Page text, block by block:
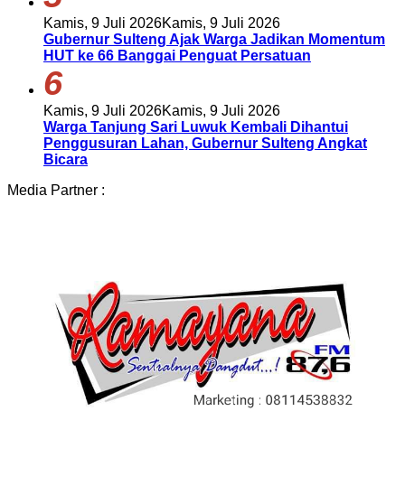
Kamis, 9 Juli 2026Kamis, 9 Juli 2026
Gubernur Sulteng Ajak Warga Jadikan Momentum
HUT ke 66 Banggai Penguat Persatuan
6
Kamis, 9 Juli 2026Kamis, 9 Juli 2026
Warga Tanjung Sari Luwuk Kembali Dihantui
Penggusuran Lahan, Gubernur Sulteng Angkat
Bicara
Media Partner :